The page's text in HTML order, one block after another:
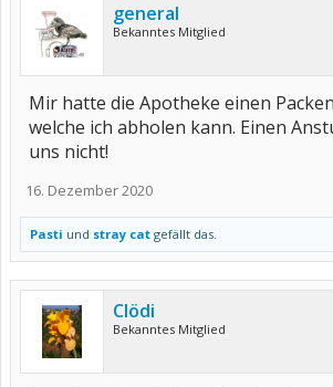
general
Bekanntes Mitglied
Mir hatte die Apotheke einen
welche ich abholen kann. Einen
uns nicht!
16. Dezember 2020
Pasti und stray cat gefällt das.
Clödi
Bekanntes Mitglied